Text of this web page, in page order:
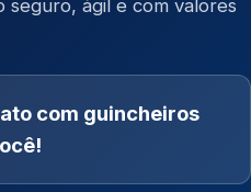
ágil e com valores
com guincheiros